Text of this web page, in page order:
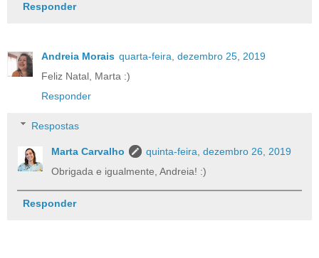
Responder
Andreia Morais quarta-feira, dezembro 25, 2019
Feliz Natal, Marta :)
Responder
Respostas
Marta Carvalho
quinta-feira, dezembro 26, 2019
Obrigada e igualmente, Andreia! :)
Responder